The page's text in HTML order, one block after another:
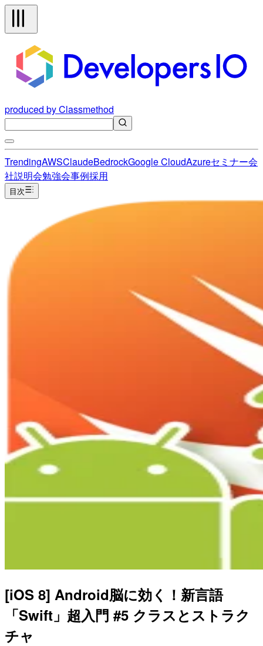
produced by Classmethod
TrendingAWSClaudeBedrockGoogle CloudAzureセミナー会
社説明会勉強会事例採用
目次
[iOS 8] Android脳に効く！新言語
「Swift」超入門 #5 クラスとストラク
チャ